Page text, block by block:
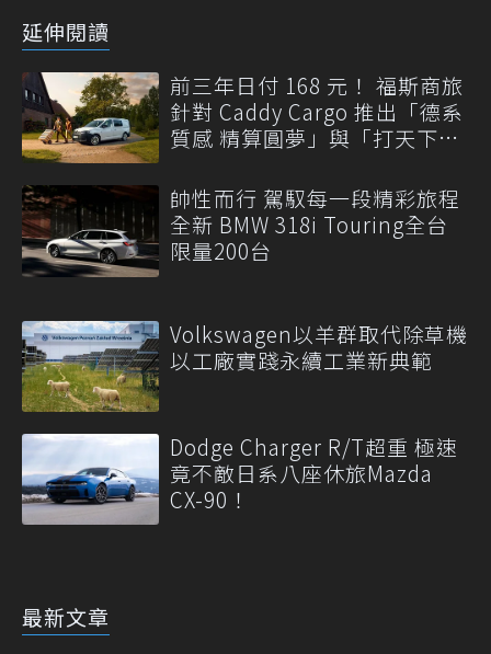
延伸閱讀
前三年日付 168 元！ 福斯商旅
針對 Caddy Cargo 推出「德系
質感 精算圓夢」與「打天下」
帥性而行 駕馭每一段精彩旅程
全新 BMW 318i Touring全台
限量200台
Volkswagen以羊群取代除草機
以工廠實踐永續工業新典範
Dodge Charger R/T超重 極速
竟不敵日系八座休旅Mazda
CX-90！
最新文章